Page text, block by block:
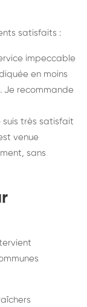
satisfaits :
impeccable
en moins
Je recommande
suis très satisfait
venue
sans